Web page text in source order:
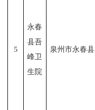
5
永春
县吾
峰卫
生院
泉州市永春县